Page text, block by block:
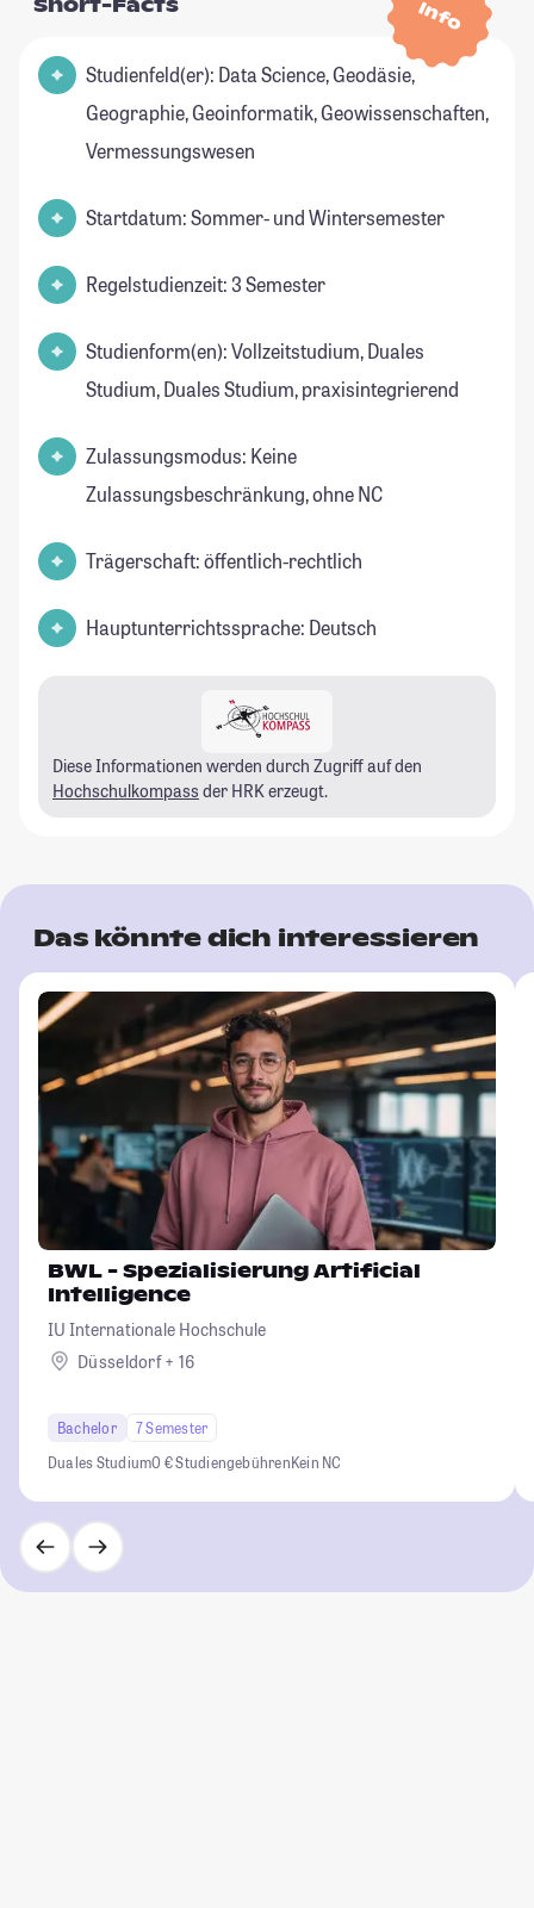
Info
Short-Facts
Studienfeld(er): Data Science, Geodäsie,
Geographie, Geoinformatik, Geowissenschaften,
Vermessungswesen
Startdatum: Sommer- und Wintersemester
Regelstudienzeit: 3 Semester
Studienform(en): Vollzeitstudium, Duales
Studium, Duales Studium, praxisintegrierend
Zulassungsmodus: Keine
Zulassungsbeschränkung, ohne NC
Trägerschaft: öffentlich-rechtlich
Hauptunterrichtssprache: Deutsch
Diese Informationen werden durch Zugriff auf den
Hochschulkompass der HRK erzeugt.
Das könnte dich interessieren
BWL - Spezialisierung Artificial
Intelligence
IU Internationale Hochschule
Düsseldorf + 16
Bachelor
7 Semester
Duales Studium0 € StudiengebührenKein NC